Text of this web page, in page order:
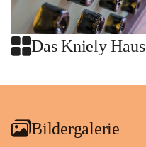
Das Kniely Haus
Bildergalerie